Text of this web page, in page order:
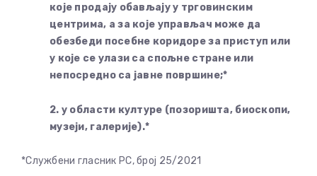
које продају обављају у трговинским
центрима, а за које управљач може да
обезбеди посебне коридоре за приступ или
у које се улази са спољне стране или
непосредно са јавне површине;*
2. у области културе (позоришта, биоскопи,
музеји, галерије).*
*Службени гласник РС, број 25/2021